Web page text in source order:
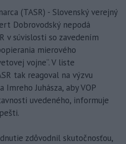
(TASR) - Slovenský verejný
Dobrovodský nepodá
v súvislosti so zavedením
mierového
vojne“. V liste
tak reagoval na výzvu
Imreho Juhásza, aby VOP
uvedeného, informuje
zdôvodnil skutočnosťou,